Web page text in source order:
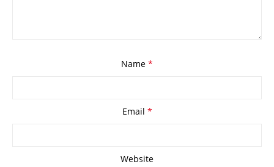
Name *
Email *
Website